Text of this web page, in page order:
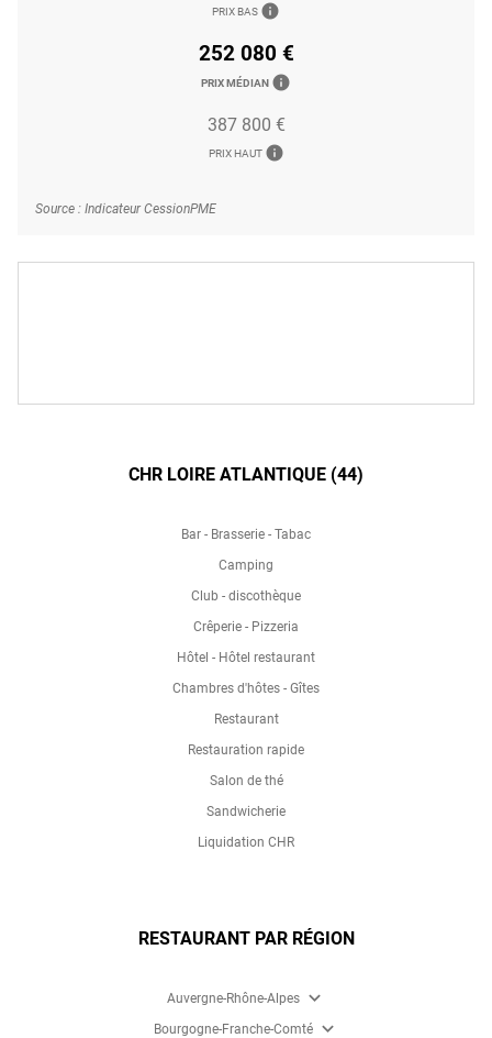
PRIX BAS info
252 080 €
PRIX MÉDIAN info
387 800 €
PRIX HAUT info
Source : Indicateur CessionPME
CHR LOIRE ATLANTIQUE (44)
Bar - Brasserie - Tabac
Camping
Club - discothèque
Crêperie - Pizzeria
Hôtel - Hôtel restaurant
Chambres d'hôtes - Gîtes
Restaurant
Restauration rapide
Salon de thé
Sandwicherie
Liquidation CHR
RESTAURANT PAR RÉGION
Auvergne-Rhône-Alpes expand_more
Bourgogne-Franche-Comté expand_more